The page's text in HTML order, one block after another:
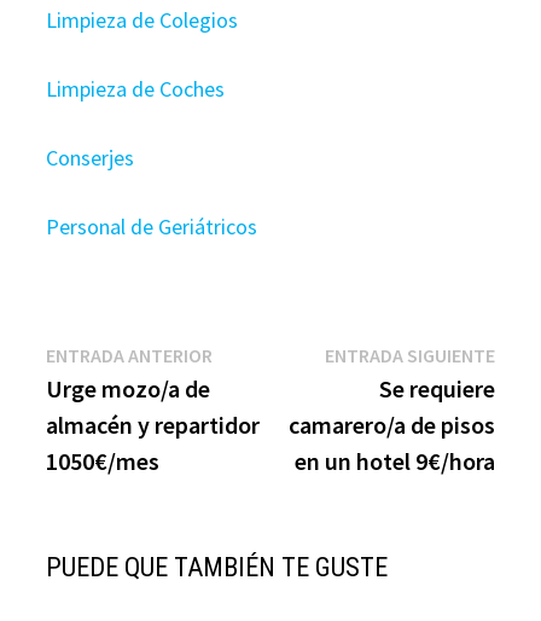
Limpieza de Colegios
Limpieza de Coches
Conserjes
Personal de Geriátricos
Navegación
de
entradas
ENTRADA ANTERIOREntrada
Urge mozo/a de
almacén y repartidor
1050€/mes
ENTRADA SIGUIENTE
Se requiere
camarero/a de pisos
en un hotel 9€/hora
PUEDE QUE TAMBIÉN TE GUSTE